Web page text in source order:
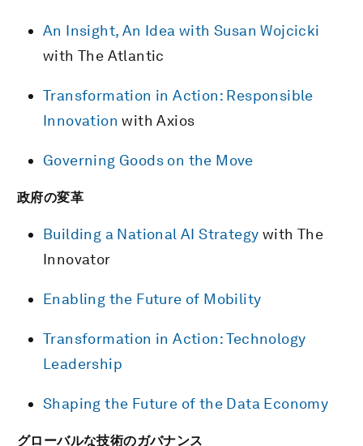
An Insight, An Idea with Susan Wojcicki
with The Atlantic
Transformation in Action: Responsible
Innovation with Axios
Governing Goods on the Move
政府の変革
Building a National AI Strategy with The
Innovator
Enabling the Future of Mobility
Transformation in Action: Technology
Leadership
Shaping the Future of the Data Economy
グローバルな技術のガバナンス